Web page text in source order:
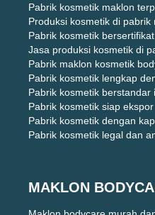
Pabrik kosmetik maklon
Produksi kosmetik di pabrik
Pabrik kosmetik
Jasa produksi kosmetik di
Pabrik maklon kosmetik
Pabrik kosmetik lengkap
Pabrik kosmetik berstandar
Pabrik kosmetik siap ekspor
Pabrik kosmetik dengan
Pabrik kosmetik legal dan
MAKLON